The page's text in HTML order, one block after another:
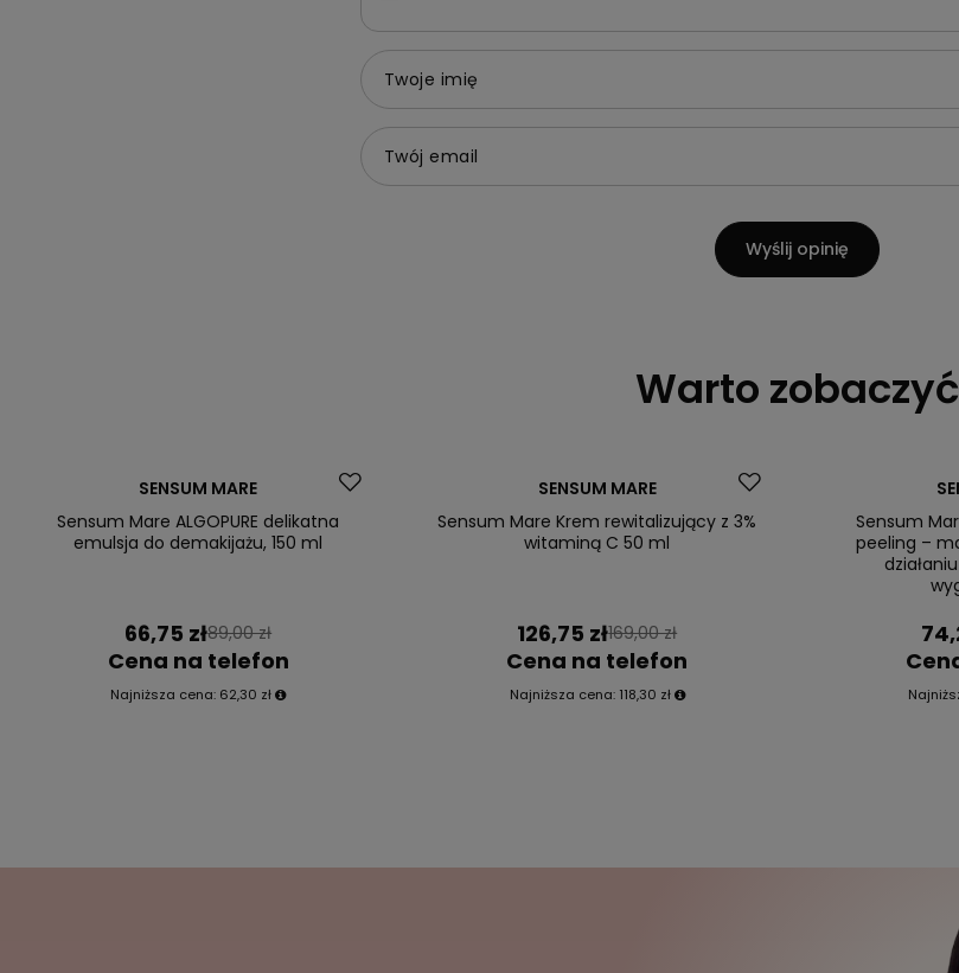
Twoje imię
Twój email
Wyślij opinię
Warto zobaczyć
SENSUM MARE
66,75 zł89,00 zł
Cena na telefon
Najniższa cena: 62,30 zł
SENSUM MARE
126,75 zł169,00 zł
Cena na telefon
Najniższa cena: 118,30 zł
Sensum
peeling –